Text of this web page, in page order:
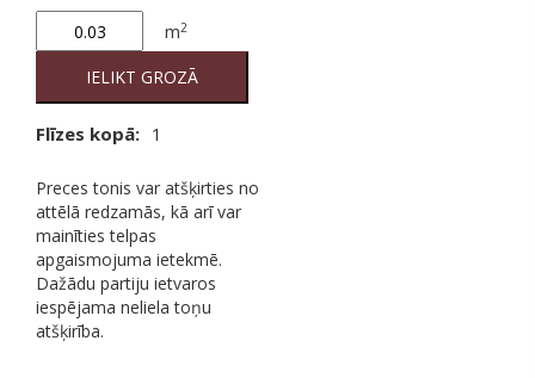
100
M10/30
m2
IELIKT GROZĀ
Flīzes kopā: 1
Preces tonis var atšķirties no
attēlā redzamās, kā arī var
mainīties telpas
apgaismojuma ietekmē.
Dažādu partiju ietvaros
iespējama neliela toņu
atšķirība.